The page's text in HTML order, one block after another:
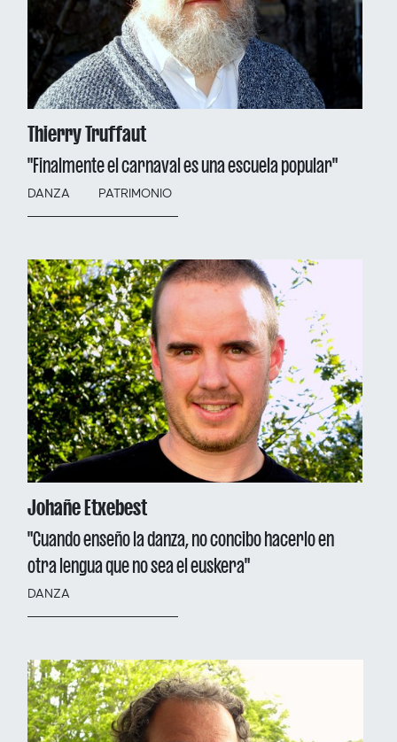
Thierry Truffaut
"Finalmente el carnaval es una escuela popular"
DANZA PATRIMONIO
Johañe Etxebest
"Cuando enseño la danza, no concibo hacerlo en
otra lengua que no sea el euskera"
DANZA